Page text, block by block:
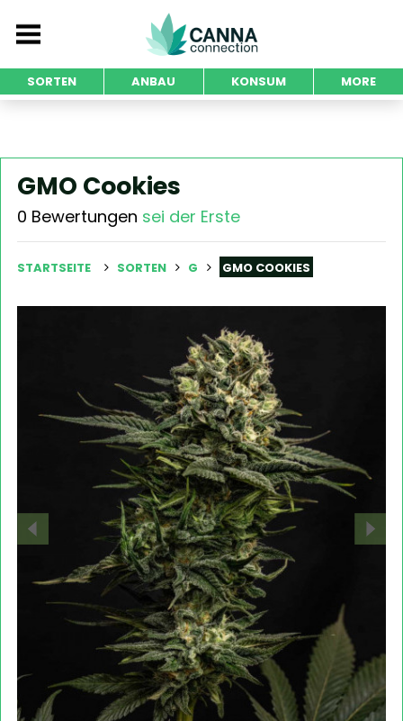
SORTEN ANBAU KONSUM MORE
GMO Cookies
0 Bewertungen sei der Erste
STARTSEITE SORTEN G GMO COOKIES